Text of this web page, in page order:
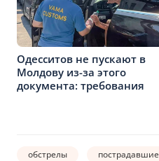
Одесситов не пускают в
Молдову из-за этого
документа: требования
обстрелы пострадавшие